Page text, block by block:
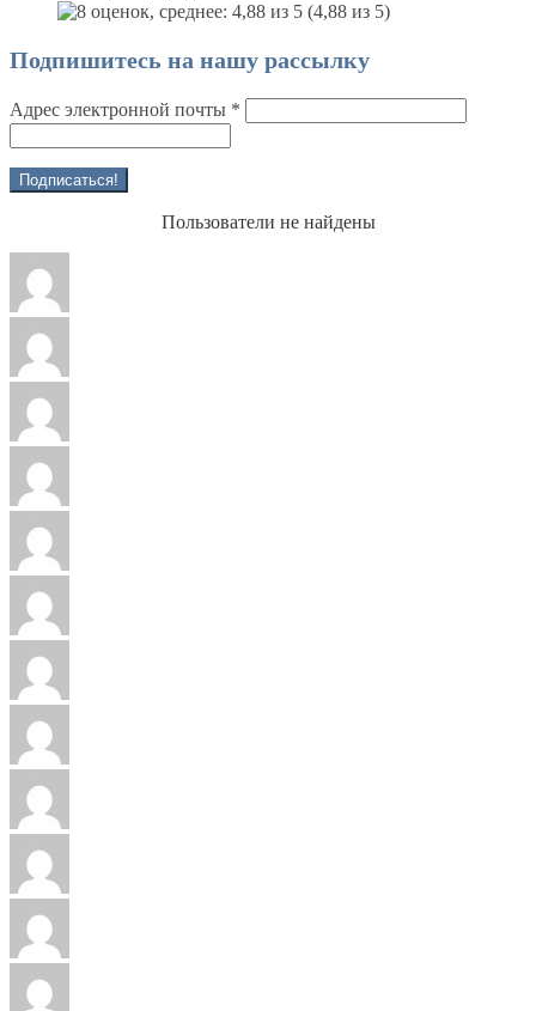
(4,88 из 5)
Подпишитесь на нашу рассылку
Адрес электронной почты *
Пользователи не найдены